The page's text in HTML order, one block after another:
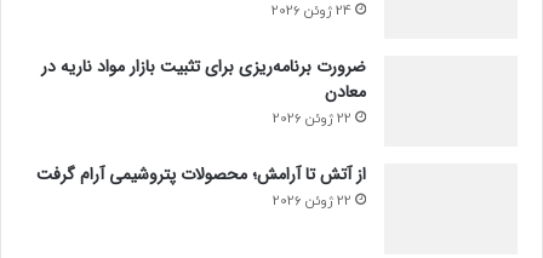
24 ژوئن 2026
ضرورت برنامه‌ریزی برای تثبیت بازار مواد ناریه در
معادن
22 ژوئن 2026
از آتش تا آرامش؛ محصولات پتروشیمی آرام گرفت
22 ژوئن 2026